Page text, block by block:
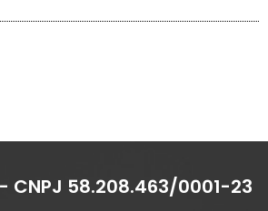
- CNPJ 58.208.463/0001-23